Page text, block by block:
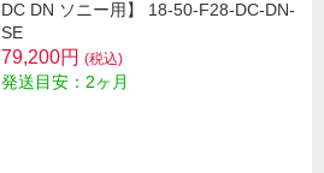
DC DN ソニー用】 18-50-F28-DC-DN-
SE
79,200円 (税込)
発送目安：2ヶ月